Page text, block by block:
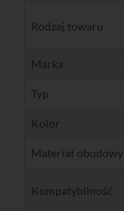
Rodzaj towaru
Marka
Typ
Kolor
Materiał obudowy
Kompatybilność